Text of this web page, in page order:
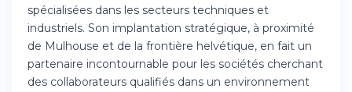
spécialisées dans les secteurs techniques et
industriels. Son implantation stratégique, à proximité
de Mulhouse et de la frontière helvétique, en fait un
partenaire incontournable pour les sociétés cherchant
des collaborateurs qualifiés dans un environnement